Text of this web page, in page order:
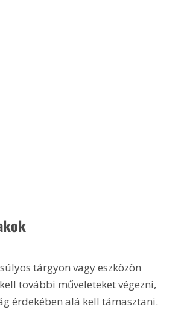
tárgyon vagy eszközön
további műveleteket végezni,
érdekében alá kell támasztani.